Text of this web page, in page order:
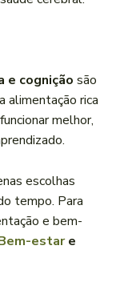
e cognição são
alimentação rica
melhor,
escolhas
tempo. Para
e bem-
estare